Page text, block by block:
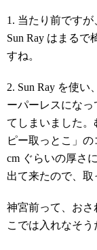
1. 当たり前ですが
Sun Ray はまる
すね。
2. Sun Ray を使
ーパーレスにな
てしまいました。
ピー取っとこ」
cm ぐらいの厚さ
出て来たので、取
神宮前って、おさ
こでは入れなそう